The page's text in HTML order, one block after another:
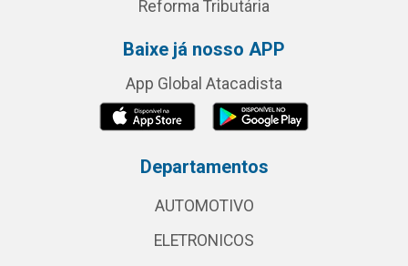
Reforma Tributária
Baixe já nosso APP
App Global Atacadista
Departamentos
AUTOMOTIVO
ELETRONICOS